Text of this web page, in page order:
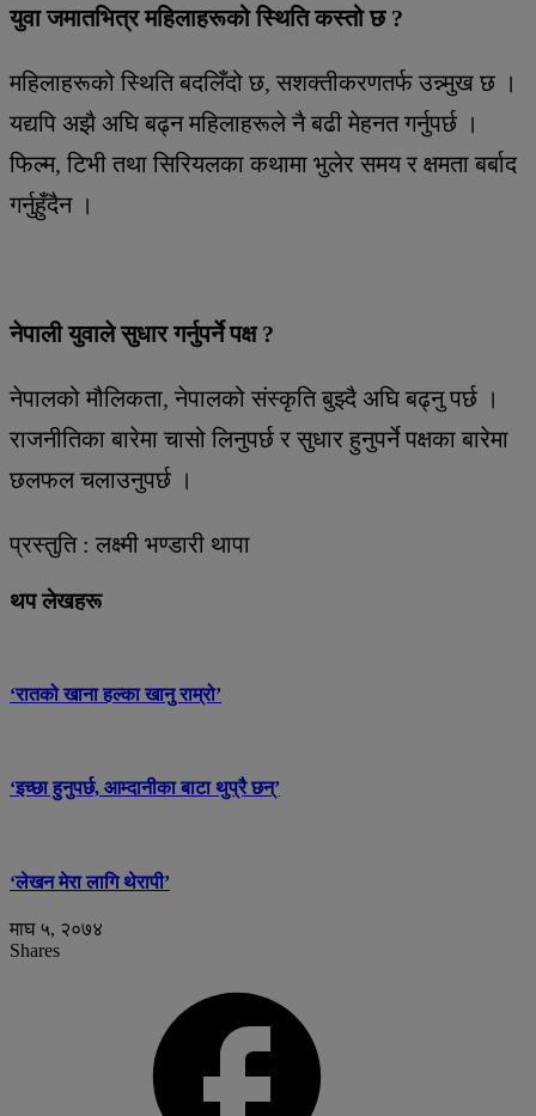
युवा जमातभित्र महिलाहरूको स्थिति कस्तो छ ?
महिलाहरूको स्थिति बदलिँदो छ, सशक्तीकरणतर्फ उन्न्मुख छ ।
यद्यपि अझै अघि बढ्न महिलाहरूले नै बढी मेहनत गर्नुपर्छ ।
फिल्म, टिभी तथा सिरियलका कथामा भुलेर समय र क्षमता बर्बाद
गर्नुहुँदैन ।
नेपाली युवाले सुधार गर्नुपर्ने पक्ष ?
नेपालको मौलिकता, नेपालको संस्कृति बुझ्दै अघि बढ्नु पर्छ ।
राजनीतिका बारेमा चासो लिनुपर्छ र सुधार हुनुपर्ने पक्षका बारेमा
छलफल चलाउनुपर्छ ।
प्रस्तुति : लक्ष्मी भण्डारी थापा
थप लेखहरू
‘रातको खाना हल्का खानु राम्रो’
‘इच्छा हुनुपर्छ, आम्दानीका बाटा थुप्रै छन्’
‘लेखन मेरा लागि थेरापी’
माघ ५, २०७४
Shares